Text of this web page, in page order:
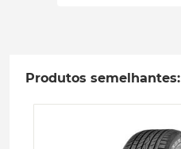
Produtos semelhantes: